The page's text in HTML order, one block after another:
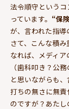
法令順守という
っています。 “保
が、言われた指導
さて、こんな積
なれば、メディ
（歯科叩き？公
と思いながらも、
打ちの無さに無
のですが？あたし